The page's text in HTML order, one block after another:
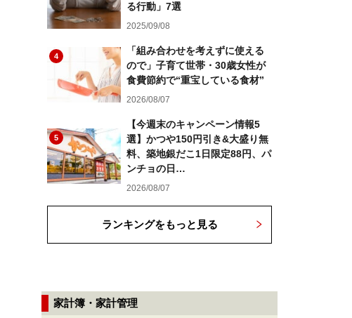
る行動」7選
2025/09/08
4
「組み合わせを考えずに使える
ので」子育て世帯・30歳女性が
食費節約で“重宝している食材”
2026/08/07
5
【今週末のキャンペーン情報5
選】かつや150円引き&大盛り無
料、築地銀だこ1日限定88円、パ
ンチョの日…
2026/08/07
ランキングをもっと見る
家計簿・家計管理